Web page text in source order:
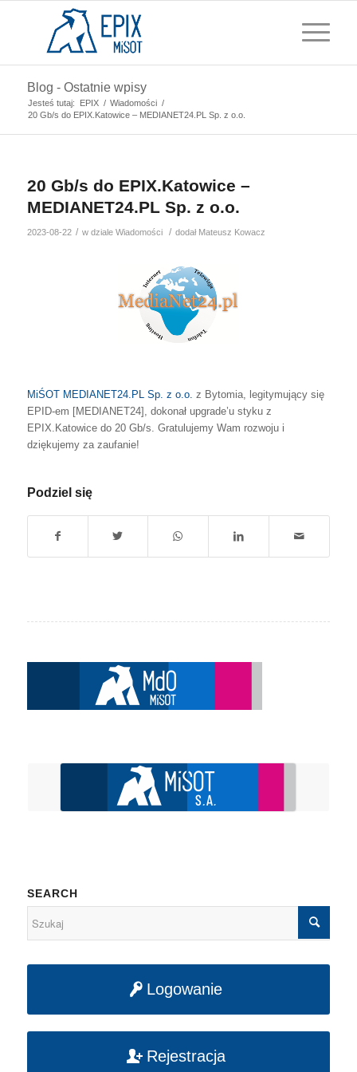
Blog - Ostatnie wpisy
Jesteś tutaj: EPIX / Wiadomości /
20 Gb/s do EPIX.Katowice – MEDIANET24.PL Sp. z o.o.
20 Gb/s do EPIX.Katowice –
MEDIANET24.PL Sp. z o.o.
2023-08-22 / w dziale Wiadomości / dodał Mateusz Kowacz
MiŚOT MEDIANET24.PL Sp. z o.o. z Bytomia, legitymujący się
EPID-em [MEDIANET24], dokonał upgrade’u styku z
EPIX.Katowice do 20 Gb/s. Gratulujemy Wam rozwoju i
dziękujemy za zaufanie!
Podziel się
SEARCH
Logowanie
Rejestracja